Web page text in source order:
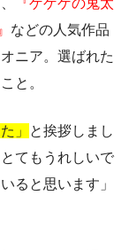
『ゲゲゲの鬼太
などの人気作品
ニア。選ばれた
と。
」
と挨拶しまし
てもうれしいで
ると思います」